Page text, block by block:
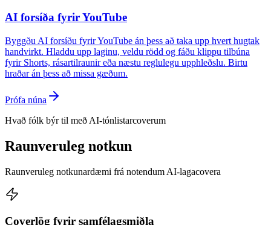
AI forsíða fyrir YouTube
Byggðu AI forsíðu fyrir YouTube án þess að taka upp hvert hugtak
handvirkt. Hladdu upp laginu, veldu rödd og fáðu klippu tilbúna
fyrir Shorts, rásartilraunir eða næstu reglulegu upphleðslu. Birtu
hraðar án þess að missa gæðum.
Prófa núna
Hvað fólk býr til með AI-tónlistarcoverum
Raunveruleg notkun
Raunveruleg notkunardæmi frá notendum AI-lagacovera
Coverlög fyrir samfélagsmiðla